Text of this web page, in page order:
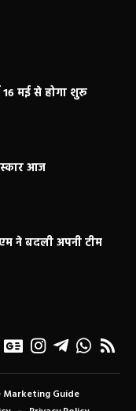
मई से होगा शुरू
आज
ने बदली अपनी टीम
Guide